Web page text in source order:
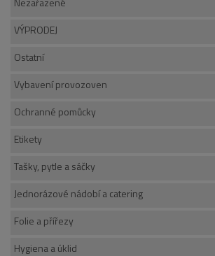
VÝPRODEJ
Ostatní
Vybavení provozoven
Ochranné pomůcky
Etikety
Tašky, pytle a sáčky
Jednorázové nádobí a catering
Folie a přířezy
Hygiena a úklid